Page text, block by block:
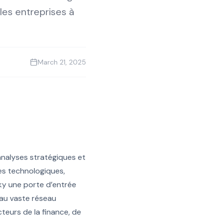
entreprises à
March 21, 2025
stratégiques et
technologiques,
une porte d’entrée
vaste réseau
de la finance, de